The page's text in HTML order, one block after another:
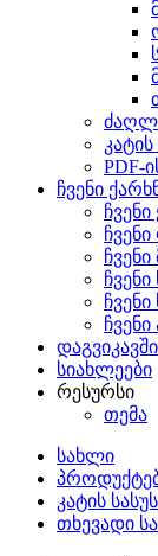
კატის
PDF-
ჩვენი
ჩვენი
ჩვენი
სიახლეები
რესურსი
თემა
სახლი
კატის
თხევადი